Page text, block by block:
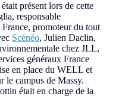
présent lors de cette
responsable
promoteur du tout
Scénéo, Julien Daclin,
chez JLL,
généraux France
en place du WELL et
le campus de Massy.
était en charge de la